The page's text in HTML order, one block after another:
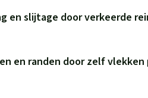
en slijtage door verkeerde
en randen door zelf